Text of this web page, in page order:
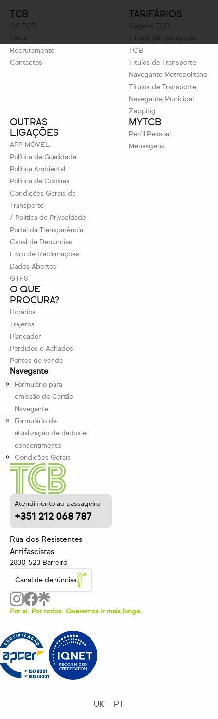
Atendimento ao passageiro
+351 212 068 787
Rua dos Resistentes
Antifascistas
2830-523 Barreiro
Canal de denúncias
Por si. Por todos. Queremos ir mais longe.
TCB
OS TCB
FAQs
Recrutamento
Contactos
TARIFÁRIOS
Viagens TCB
Títulos de Transporte
TCB
Títulos de Transporte
Navegante Metropolitano
Títulos de Transporte
Navegante Municipal
Zapping
O QUE
PROCURA?
Horários
Trajetos
Planeador
Perdidos e Achados
Pontos de venda
Navegante
Formulário para
emissão do Cartão
Navegante
Formulário de
atualização de dados e
consentimento
Condições Gerais
OUTRAS
LIGAÇÕES
APP MÓVEL
Política de Qualidade
Política Ambiental
Política de Cookies
Condições Gerais de
Transporte
/ Política de Privacidade
Portal da Transparência
Canal de Denúncias
Livro de Reclamações
Dados Abertos
GTFS
MYTCB
Perfil Pessoal
Mensagens
UK PT